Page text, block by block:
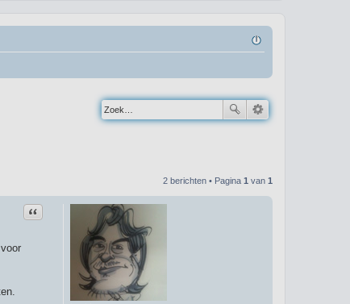
2 berichten • Pagina 1 van 1
Citeer